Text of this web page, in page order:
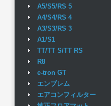
A5/S5/RS 5
A4/S4/RS 4
A3/S3/RS 3
A1/S1
TT/TT S/TT RS
R8
e-tron GT
エンブレム
エアコンフィルター